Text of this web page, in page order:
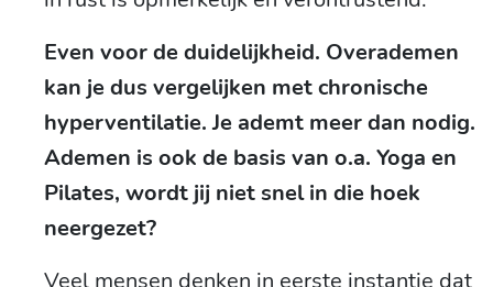
Even voor de duidelijkheid. Overademen
kan je dus vergelijken met chronische
hyperventilatie. Je ademt meer dan nodig.
Ademen is ook de basis van o.a. Yoga en
Pilates, wordt jij niet snel in die hoek
neergezet?
Veel mensen denken in eerste instantie dat